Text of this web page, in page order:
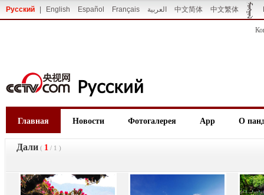
Русский English Español Français العربية 中文简体 中文繁体
Главная Новости Фотогалерея App О
Дали ( 1 / 1 )